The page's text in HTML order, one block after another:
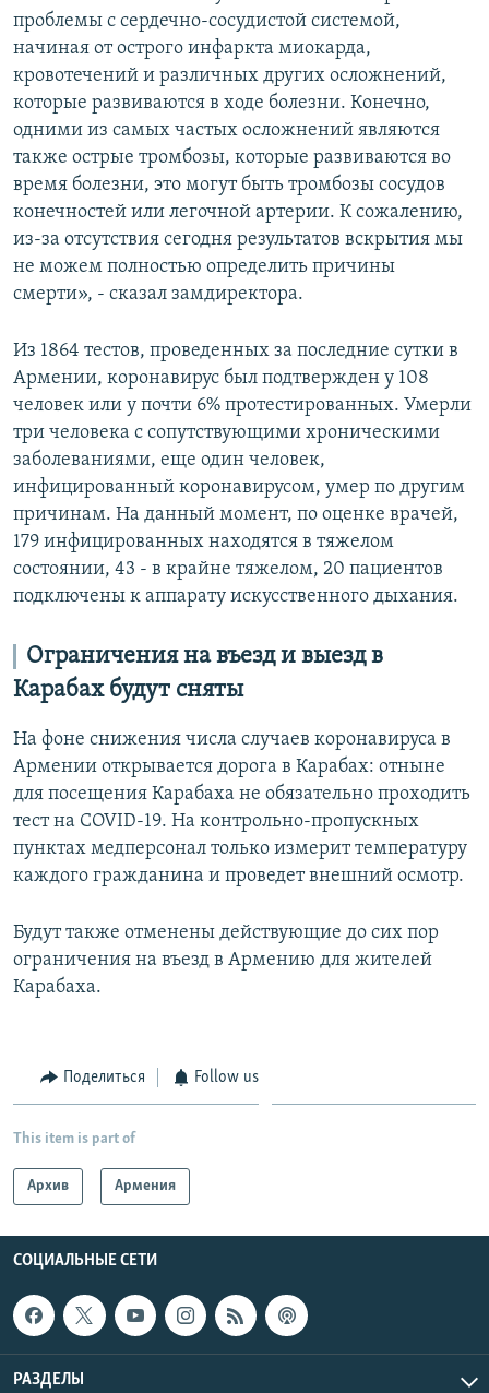
проблемы с сердечно-сосудистой системой,
начиная от острого инфаркта миокарда,
кровотечений и различных других осложнений,
которые развиваются в ходе болезни. Конечно,
одними из самых частых осложнений являются
также острые тромбозы, которые развиваются во
время болезни, это могут быть тромбозы сосудов
конечностей или легочной артерии. К сожалению,
из-за отсутствия сегодня результатов вскрытия мы
не можем полностью определить причины
смерти», - сказал замдиректора.
Из 1864 тестов, проведенных за последние сутки в
Армении, коронавирус был подтвержден у 108
человек или у почти 6% протестированных. Умерли
три человека с сопутствующими хроническими
заболеваниями, еще один человек,
инфицированный коронавирусом, умер по другим
причинам. На данный момент, по оценке врачей,
179 инфицированных находятся в тяжелом
состоянии, 43 - в крайне тяжелом, 20 пациентов
подключены к аппарату искусственного дыхания.
Ограничения на въезд и выезд в
Карабах будут сняты
На фоне снижения числа случаев коронавируса в
Армении открывается дорога в Карабах: отныне
для посещения Карабаха не обязательно проходить
тест на COVID-19. На контрольно-пропускных
пунктах медперсонал только измерит температуру
каждого гражданина и проведет внешний осмотр.
Будут также отменены действующие до сих пор
ограничения на въезд в Армению для жителей
Карабаха.
Поделиться Follow us
This item is part of
Архив Армения
СОЦИАЛЬНЫЕ СЕТИ
РАЗДЕЛЫ